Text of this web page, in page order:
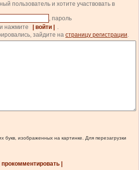
пользователь и хотите участвовать в
, пароль
и нажмите
| войти |
.
зайдите на страницу регистрации.
букв, изображенных на картинке. Для перезагрузки
| прокомментировать |